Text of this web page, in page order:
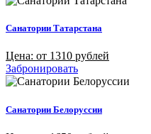
Санатории Татарстана
Цена: от 1310 рублей
Забронировать
Санатории Белоруссии